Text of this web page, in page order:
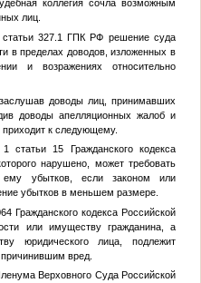
коллегия сочла возможным
лиц.
327.1 ГПК РФ решение суда
в пределах доводов, изложенных в
и возражениях относительно
доводы лиц, принимавших
доводы апелляционных жалоб и
приходит к следующему.
статьи 15 Гражданского кодекса
нарушено, может требовать
ему убытков, если законом или
убытков в меньшем размере.
Гражданского кодекса Российской
или имуществу гражданина, а
юридического лица, подлежит
вред.
Верховного Суда Российской